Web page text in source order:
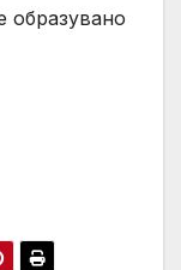
образувано